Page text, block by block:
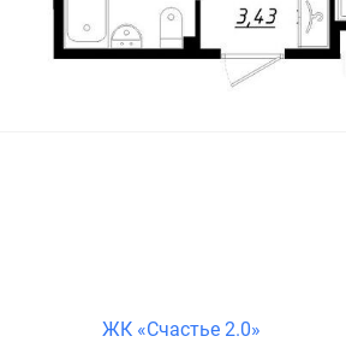
ЖК «Счастье 2.0»